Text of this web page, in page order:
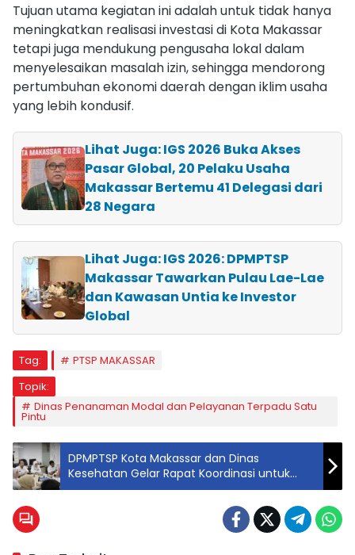
Tujuan utama kegiatan ini adalah untuk tidak hanya
meningkatkan realisasi investasi di Kota Makassar
tetapi juga mendukung pengusaha lokal dalam
menyelesaikan masalah izin, sehingga mendorong
pertumbuhan ekonomi daerah dengan iklim usaha
yang lebih kondusif.
Lihat Juga: IGS 2026 Buka Akses
Pasar Global, 20 Pelaku Usaha
Makassar Bertemu 41 Delegasi dari
28 Negara
Lihat Juga: IGS 2026: DPMPTSP
Makassar Tawarkan Pulau Lae-Lae
dan Kawasan Untia ke Investor
Global
Tag:
PTSP MAKASSAR
Topik:
Dinas Penanaman Modal dan Pelayanan Terpadu Satu
Pintu
DPMPTSP Kota Makassar dan Dinas
Kesehatan Gelar Rapat Koordinasi untuk
Perbarui Standar Pelayanan dan SOP